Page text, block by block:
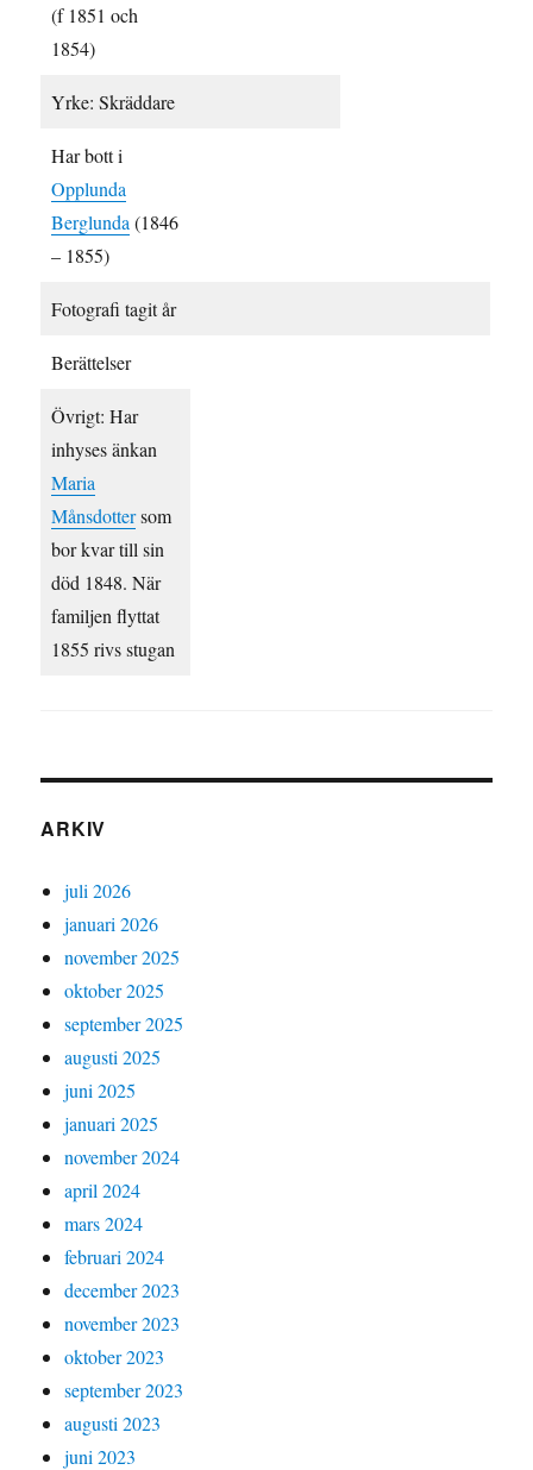
(f 1851 och
1854)
Yrke: Skräddare
Har bott i
Opplunda
Berglunda (1846
– 1855)
Fotografi tagit år
Berättelser
Övrigt: Har
inhyses änkan
Maria
Månsdottersom
bor kvar till sin
död 1848. När
familjen flyttat
1855 rivs stugan
ARKIV
juli 2026
januari 2026
november 2025
oktober 2025
september 2025
augusti 2025
juni 2025
januari 2025
november 2024
april 2024
mars 2024
februari 2024
december 2023
november 2023
oktober 2023
september 2023
augusti 2023
juni 2023